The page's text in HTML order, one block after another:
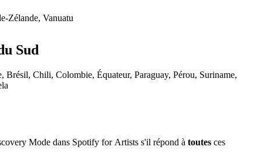
Zélande, Vanuatu
Sud
Brésil, Chili, Colombie, Équateur, Paraguay, Pérou, Suriname,
Mode dans Spotify for Artists s'il répond à toutes ces